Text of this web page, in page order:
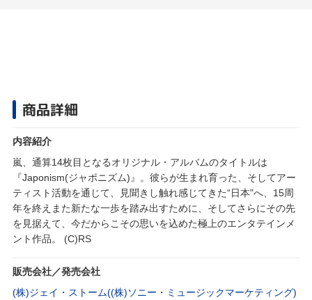
商品詳細
内容紹介
嵐、通算14枚目となるオリジナル・アルバムのタイトルは
『Japonism(ジャポニズム)』。彼らが生まれ育った、そしてアー
ティスト活動を通じて、見聞きし触れ感じてきた“日本"へ、15周
年を終えまた新たな一歩を踏み出すために、そしてさらにその先
を見据えて、今だからこその思いを込めた極上のエンタテインメ
ント作品。 (C)RS
販売会社／発売会社
(株)ジェイ・ストーム((株)ソニー・ミュージックマーケティング)